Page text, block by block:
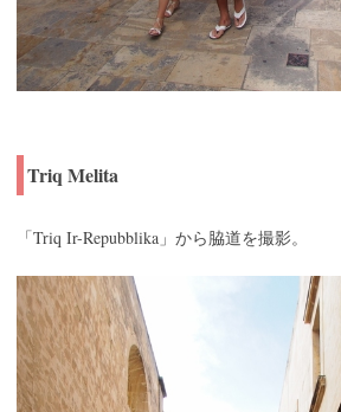
Triq Melita
「Triq Ir-Repubblika 」から脇道を撮影。